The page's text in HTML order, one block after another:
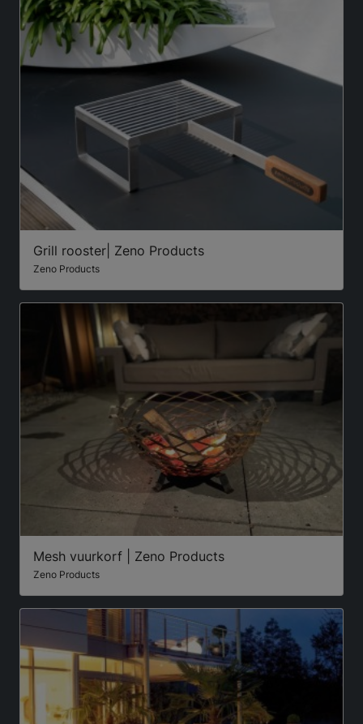
Grill rooster| Zeno Products
Zeno Products
Mesh vuurkorf | Zeno Products
Zeno Products